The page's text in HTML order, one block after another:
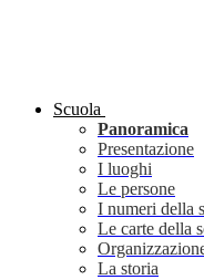
Scuola
Panoramica
Presentazione
I luoghi
Le persone
I numeri della
Le carte della
La storia